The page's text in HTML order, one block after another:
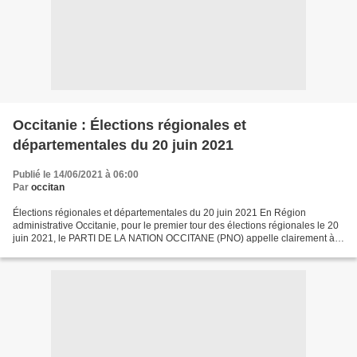
Occitanie : Élections régionales et
départementales du 20 juin 2021
Publié le 14/06/2021 à 06:00
Par occitan
Élections régionales et départementales du 20 juin 2021 En Région
administrative Occitanie, pour le premier tour des élections régionales le 20
juin 2021, le PARTI DE LA NATION OCCITANE (PNO) appelle clairement à